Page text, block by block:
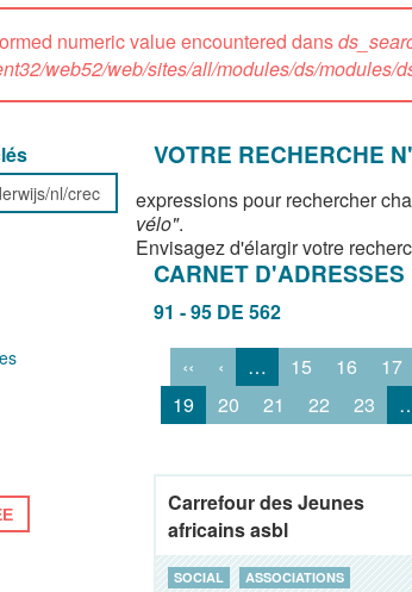
numeric value encountered dans
web52/web/sites/all/modules/ds/modules/
VOTRE RECHERCHE
expressions pour rechercher
vélo".
Envisagez d'élargir votre
CARNET D'ADRESSES
91 - 95 DE 562
‹‹
‹ … 15 16 17
19
20 21 22 23
Carrefour des Jeunes
africains asbl
SOCIAL ASSOCIATIONS